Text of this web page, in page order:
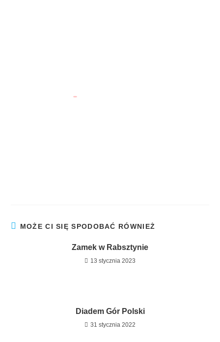
MOŻE CI SIĘ SPODOBAĆ RÓWNIEŻ
Zamek w Rabsztynie
13 stycznia 2023
Diadem Gór Polski
31 stycznia 2022